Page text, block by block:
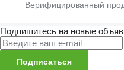
Подпишитесь на новые
Подписаться